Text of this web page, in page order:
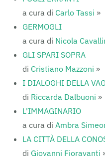
a cura di Carlo Tassi »
GERMOGLI
a cura di Nicola
GLI SPARI SOPRA
di Cristiano Mazzoni »
I DIALOGHI DELLA
di Riccarda Dalbuoni »
L'IMMAGINARIO
a cura di Ambra
LA CITTÀ DELLA
di Giovanni Fioravanti